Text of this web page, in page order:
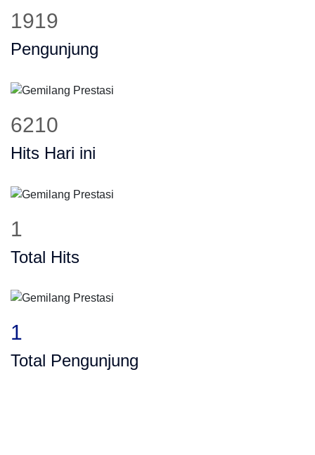
1919
Pengunjung
6210
Hits Hari ini
1
Total Hits
1
Total Pengunjung